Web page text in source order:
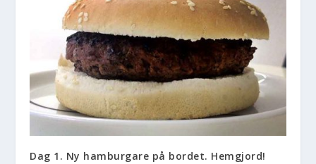
Dag 1. Ny hamburgare på bordet. Hemgjord!